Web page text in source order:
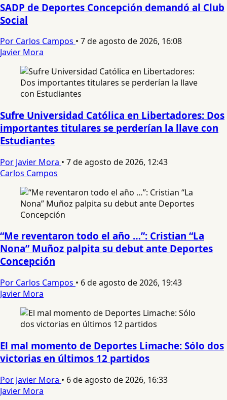
SADP de Deportes Concepción demandó al Club
Social
Por Carlos Campos • 7 de agosto de 2026, 16:08
Javier Mora
Sufre Universidad Católica en Libertadores: Dos
importantes titulares se perderían la llave con
Estudiantes
Por Javier Mora • 7 de agosto de 2026, 12:43
Carlos Campos
“Me reventaron todo el año …”: Cristian “La
Nona” Muñoz palpita su debut ante Deportes
Concepción
Por Carlos Campos • 6 de agosto de 2026, 19:43
Javier Mora
El mal momento de Deportes Limache: Sólo dos
victorias en últimos 12 partidos
Por Javier Mora • 6 de agosto de 2026, 16:33
Javier Mora